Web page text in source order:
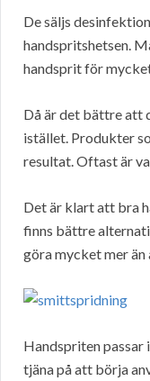
De säljs
handspritshetsen.
handsprit för
Då är det bättre att
istället. Produkter
resultat. Oftast är
Det är klart att bra
finns bättre
göra mycket mer än
Handspriten
tjäna på att börja